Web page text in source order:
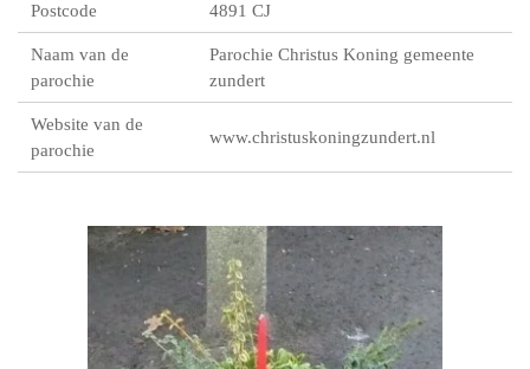
Postcode 4891 CJ
Naam van de
parochie
Parochie Christus Koning gemeente
zundert
Website van de
parochie
www.christuskoningzundert.nl